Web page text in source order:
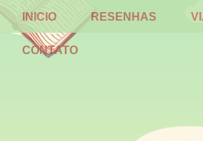
INICIO RESENHAS
CONTATO